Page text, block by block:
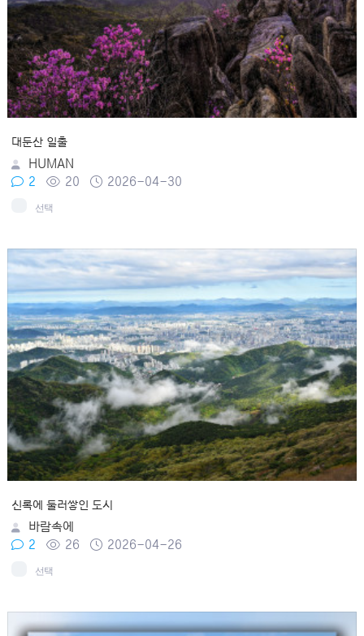
대둔산 일출
HUMAN
2
20 2026-04-30
선택
신록에 둘러쌓인 도시
바람속에
2
26 2026-04-26
선택